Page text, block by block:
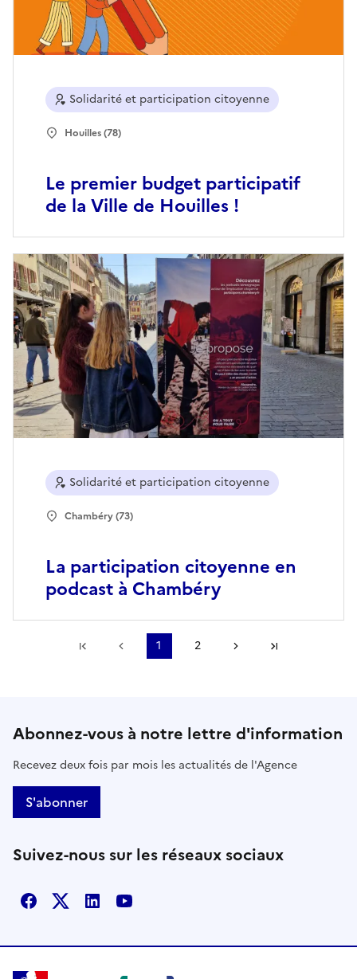
Le premier budget participatif
de la Ville de Houilles !
Solidarité et participation citoyenne
Houilles (78)
La participation citoyenne en
podcast à Chambéry
Solidarité et participation citoyenne
Chambéry (73)
Première pagePage précédente
1 2 Page suivante
Abonnez-vous à notre lettre d'information
Recevez deux fois par mois les actualités de l'Agence
S'abonner
Suivez-nous sur les réseaux sociaux
Facebook
X LinkedinYoutube